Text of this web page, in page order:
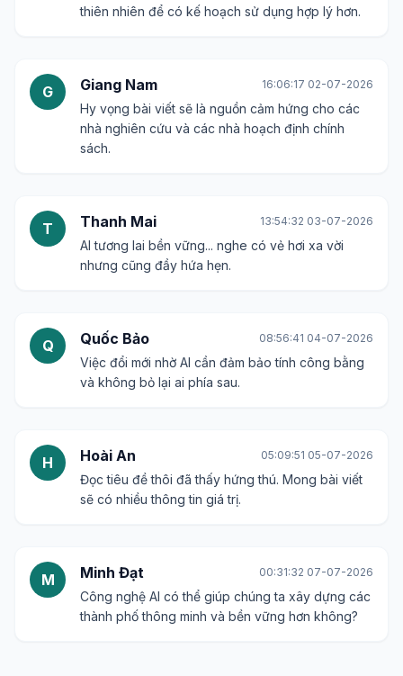
thiên nhiên để có kế hoạch sử dụng hợp lý hơn.
G Giang Nam 16:06:17 02-07-2026
Hy vọng bài viết sẽ là nguồn cảm hứng cho các
nhà nghiên cứu và các nhà hoạch định chính
sách.
T Thanh Mai 13:54:32 03-07-2026
AI tương lai bền vững... nghe có vẻ hơi xa vời
nhưng cũng đầy hứa hẹn.
Q Quốc Bảo 08:56:41 04-07-2026
Việc đổi mới nhờ AI cần đảm bảo tính công bằng
và không bỏ lại ai phía sau.
H Hoài An 05:09:51 05-07-2026
Đọc tiêu đề thôi đã thấy hứng thú. Mong bài viết
sẽ có nhiều thông tin giá trị.
M Minh Đạt 00:31:32 07-07-2026
Công nghệ AI có thể giúp chúng ta xây dựng các
thành phố thông minh và bền vững hơn không?